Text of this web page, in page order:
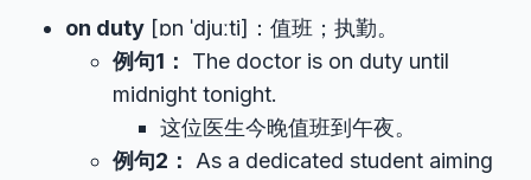
on duty [ɒn ˈdjuːti]：值班；执勤。
例句1：
The doctor is on duty until
midnight tonight.
这位医生今晚值班到午夜。
例句2：
As a dedicated student aiming